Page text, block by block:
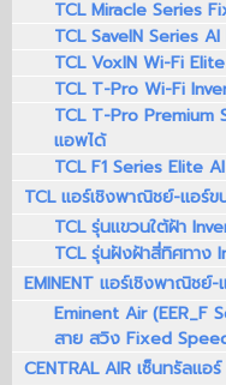
TCL Miracle Series
TCL SaveIN Series
TCL VoxIN Wi-Fi
TCL T-Pro Wi-Fi
TCL T-Pro Premium
แอพได้
TCL F1 Series Elite
TCL แอร์เชิงพาณิชย์-แอร์
TCL รุ่นแขวนใต้ฝ้า
TCL รุ่นฝังฝ้าสี่ทิศทาง
EMINENT แอร์เชิงพาณิชย์
Eminent Air (EER_F
สาย สวิง Fixed
CENTRAL AIR เซ็นทรัลแอร์